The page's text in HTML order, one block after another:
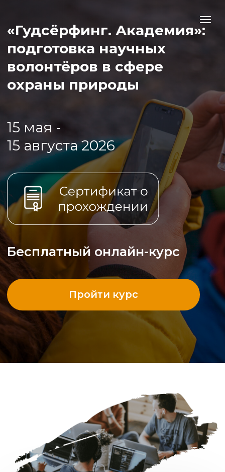
«Гудсёрфинг. Академия»:
подготовка научных
волонтёров в сфере
охраны природы
Бесплатный онлайн-курс
15 мая -
Пройти курс
направлен на решение кадрового
дефицита и повышение
эффективности работы ООПТ
России. В рамках проекта
сотрудники ООПТ пройдут